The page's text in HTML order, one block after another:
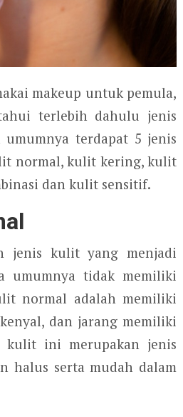
makeup untuk pemula,
terlebih dahulu jenis
umumnya terdapat 5 jenis
normal, kulit kering, kulit
dan kulit sensitif.
jenis kulit yang menjadi
umumnya tidak memiliki
normal adalah memiliki
dan jarang memiliki
kulit ini merupakan jenis
halus serta mudah dalam